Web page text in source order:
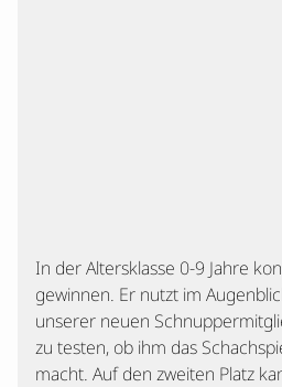
In der Altersklasse 0-9 Jahre
gewinnen. Er nutzt im
unserer neuen
zu testen, ob ihm das
macht. Auf den zweiten Platz